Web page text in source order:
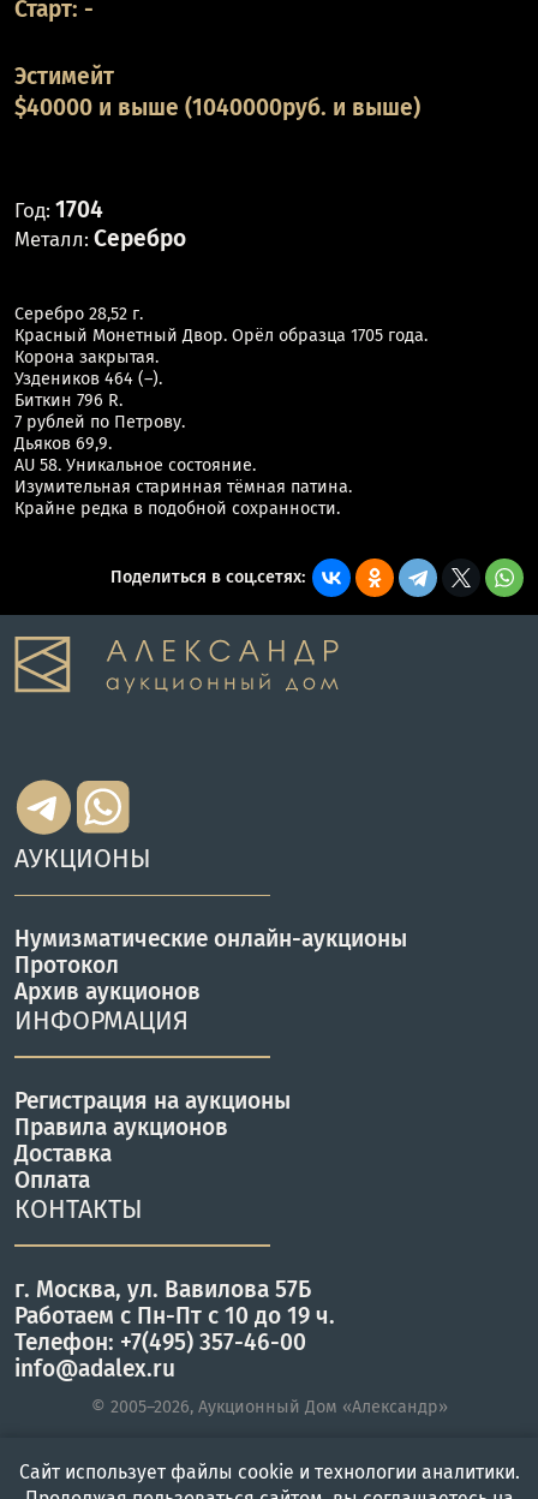
Старт: -
Эстимейт
$40000 и выше (1040000руб. и выше)
Год: 1704
Металл: Серебро
Серебро 28,52 г.
Красный Монетный Двор. Орёл образца 1705 года.
Корона закрытая.
Уздеников 464 (–).
Биткин 796 R.
7 рублей по Петрову.
Дьяков 69,9.
AU 58. Уникальное состояние.
Изумительная старинная тёмная патина.
Крайне редка в подобной сохранности.
Поделиться в соц.сетях:
АУКЦИОНЫ
Нумизматические онлайн-аукционы
Протокол
Архив аукционов
ИНФОРМАЦИЯ
Регистрация на аукционы
Правила аукционов
Доставка
Оплата
КОНТАКТЫ
г. Москва, ул. Вавилова 57Б
Работаем с Пн-Пт с 10 до 19 ч.
Телефон: +7(495) 357-46-00
info@adalex.ru
© 2005–2026, Аукционный Дом «Александр»
Сайт использует файлы cookie и технологии аналитики.
Войти